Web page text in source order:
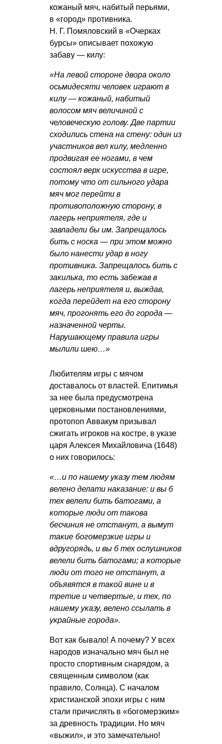
кожаный мяч, набитый перьями,
в «город» противника.
Н. Г. Помяловский в «Очерках
бурсы» описывает похожую
забаву — килу:
«На левой стороне двора около
осьмидесяти человек играют в
килу — кожаный, набитый
волосом мяч величиной с
человеческую голову. Две партии
сходились стена на стену: один из
участников вел килу, медленно
продвигая ее ногами, в чем
состоял верх искусства в игре,
потому что от сильного удара
мяч мог перейти в
противоположную сторону, в
лагерь неприятеля, где и
завладели бы им. Запрещалось
бить с носка — при этом можно
было нанести удар в ногу
противника. Запрещалось бить с
закилька, то есть забежав в
лагерь неприятеля и, выждав,
когда перейдет на его сторону
мяч, прогонять его до города —
назначенной черты.
Нарушающему правила игры
мылили шею…»
Любителям игры с мячом
доставалось от властей. Епитимья
за нее была предусмотрена
церковными постановлениями,
протопоп Аввакум призывал
сжигать игроков на костре, в указе
царя Алексея Михайловича (1648)
о них говорилось:
«…и по нашему указу тем людям
велено делати наказание: и вы б
тех велели бить батогами, а
которые люди от такова
бесчиния не отстанут, а вымут
такие богомерзкие игры и
вдругорядь, и вы б тех ослушников
велели бить батогами; а которые
люди от того не отстанут, а
объявятся в такой вине и в
третие и четвертые, и тех, по
нашему указу, велено ссылать в
украйные города».
Вот как бывало! А почему? У всех
народов изначально мяч был не
просто спортивным снарядом, а
священным символом (как
правило, Солнца). С началом
христианской эпохи игры с ним
стали причислять в «богомерзким»
за древность традиции. Но мяч
«выжил», и это замечательно!